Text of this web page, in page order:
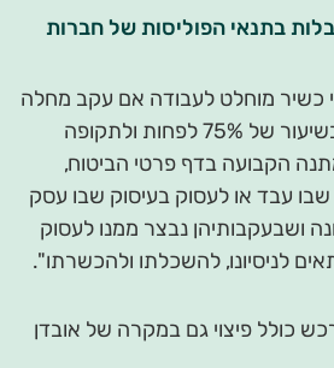
בתנאי הפוליסות של חברות
כשיר מוחלט לעבודה אם עקב מחלה
או תאונה, נשלל ממנו בשיעור של 75% לפחות ולתקופה
הקבועה בדף פרטי הביטוח,
עבד או לעסוק בעיסוק שבו עסק
ושבעקבותיהן נבצר ממנו לעסוק
לניסיונו, להשכלתו ולהכשרתו".
כולל פיצוי גם במקרה של אובדן